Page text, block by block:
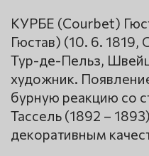
КУРБЕ (Courbet)
Гюстав) (10. 6. 1819,
Тур-де-Пельз,
художник.
бурную реакцию со
Тассель (1892 –
декоративным